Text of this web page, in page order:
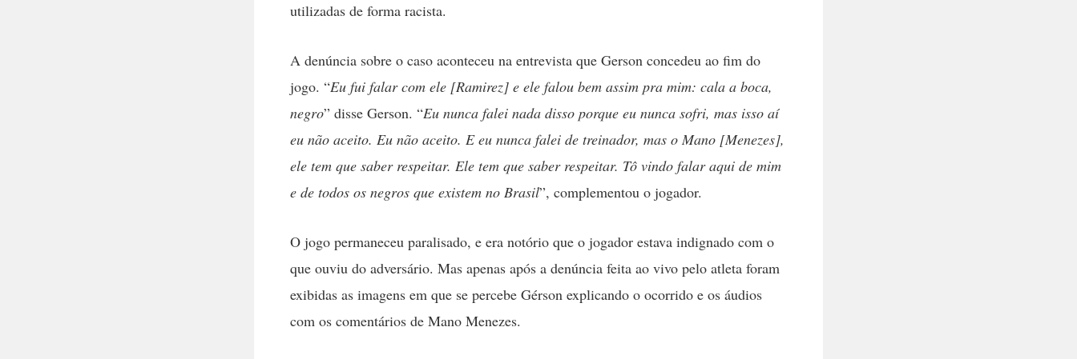
utilizadas de forma racista.
A denúncia sobre o caso aconteceu na entrevista que Gerson concedeu ao fim do
jogo. “Eu fui falar com ele [Ramirez] e ele falou bem assim pra mim: cala a boca,
negro” disse Gerson. “Eu nunca falei nada disso porque eu nunca sofri, mas isso aí
eu não aceito. Eu não aceito. E eu nunca falei de treinador, mas o Mano [Menezes],
ele tem que saber respeitar. Ele tem que saber respeitar. Tô vindo falar aqui de mim
e de todos os negros que existem no Brasil”, complementou o jogador.
O jogo permaneceu paralisado, e era notório que o jogador estava indignado com o
que ouviu do adversário. Mas apenas após a denúncia feita ao vivo pelo atleta foram
exibidas as imagens em que se percebe Gérson explicando o ocorrido e os áudios
com os comentários de Mano Menezes.